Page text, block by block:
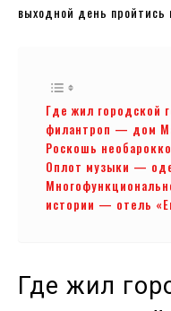
выходной день пройтись
Где жил городской
филантроп — дом
Роскошь
Оплот музыки —
истории — отель
Где жил